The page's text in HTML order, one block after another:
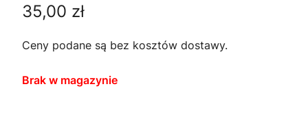
35,00 zł
Ceny podane są bez kosztów dostawy.
Brak w magazynie